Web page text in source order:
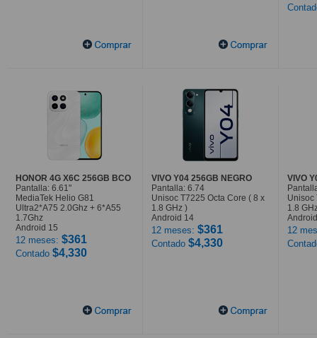
HONOR 4G X6C 256GB BCO
Pantalla: 6.61"
MediaTek Helio G81
Ultra2*A75 2.0Ghz + 6*A55
1.7Ghz
Android 15
12 meses: $361
Contado $4,330
VIVO Y04 256GB NEGRO
Pantalla: 6.74
Unisoc T7225 Octa Core ( 8 x
1.8 GHz )
Android 14
12 meses: $361
Contado $4,330
VIVO
Unisoc
1.8
12